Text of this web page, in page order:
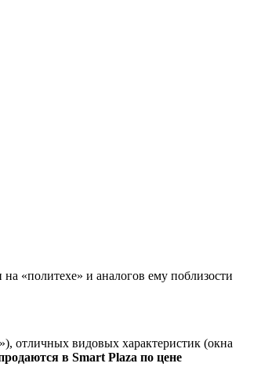
«политехе» и аналогов ему поблизости
отличных видовых характеристик (окна
в Smart Plaza по цене